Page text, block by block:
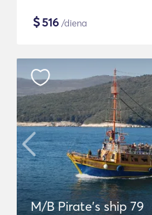
$516 /diena
M/B Pirate's ship 79